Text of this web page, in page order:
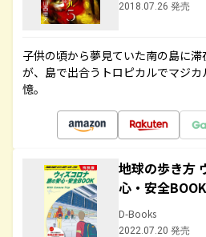
2018.07.26 発売
子供の頃から夢見ていた南の島に
が、島で出合うトロピカルでマジ
憶。
地球の歩き方
心・安全BOOK
D-Books
2022.07.20 発売